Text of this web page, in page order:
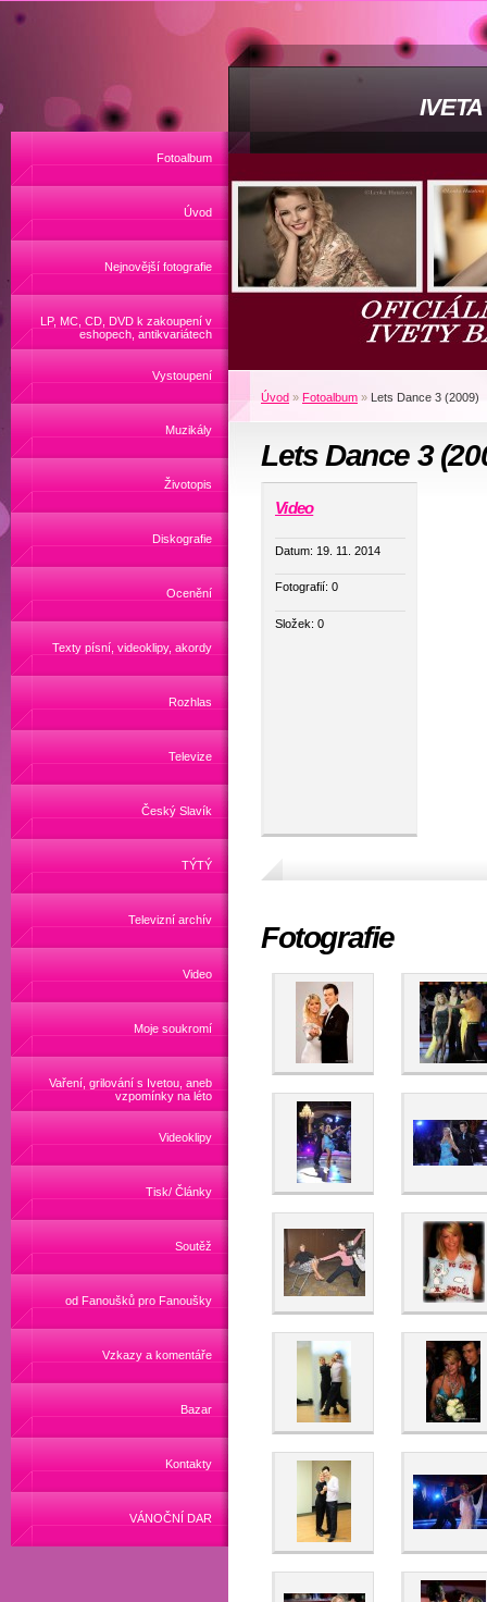
Fotoalbum
Úvod
Nejnovější fotografie
LP, MC, CD, DVD k zakoupení v
eshopech, antikvariátech
Vystoupení
Muzikály
Životopis
Diskografie
Ocenění
Texty písní, videoklipy, akordy
Rozhlas
Televize
Český Slavík
TÝTÝ
Televizní archív
Video
Moje soukromí
Vaření, grilování s Ivetou, aneb
vzpomínky na léto
Videoklipy
Tisk/ Články
Soutěž
od Fanoušků pro Fanoušky
Vzkazy a komentáře
Bazar
Kontakty
VÁNOČNÍ DAR
Úvod » Fotoalbum » Lets Dance 3 (2009)
Lets Dance 3
Video
Datum: 19. 11. 2014
Fotografií: 0
Složek: 0
Fotografie